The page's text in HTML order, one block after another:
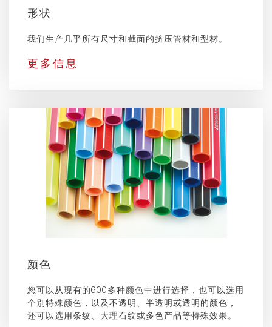
形状
我们生产几乎所有尺寸和截面的挤压管材和型材。
更多信息
颜色
您可以从现有的600多种颜色中进行选择，也可以选用
个别特殊颜色，以及不透明、半透明或透明的颜色，
还可以选用条纹、大理石纹或多色产品等特殊效果。